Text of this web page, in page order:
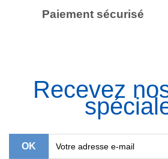
Paiement sécurisé
Recevez